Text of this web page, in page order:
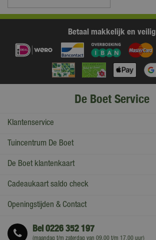
Betaal makkelijk en veilig
De Boet Service
Klantenservice
Tuincentrum De Boet
De Boet klantenkaart
Cadeaukaart saldo check
Openingstijden & Contact
Bel0226 352 197
(maandag t/m zaterdag van 09.00 t/m 17.00 uur)